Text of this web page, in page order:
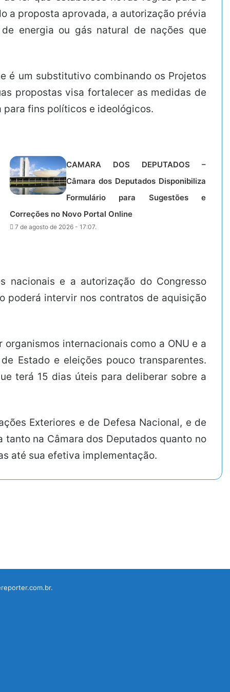
a proposta aprovada, a autorização prévia
energia ou gás natural de nações que
é um substitutivo combinando os Projetos
propostas visa fortalecer as medidas de
fins políticos e ideológicos.
CAMARA DOS DEPUTADOS –
Câmara dos Deputados Disponibiliza
Formulário para Sugestões e
Correções no Novo Portal Online
7 de agosto de 2026 - 17:07.
nacionais e a autorização do Congresso
poderá intervir nos contratos de aquisição
internacionais como a ONU e a
Estado e eleições pouco transparentes.
terá 15 dias úteis para deliberar sobre a
Exteriores e de Defesa Nacional, e de
na Câmara dos Deputados quanto no
até sua efetiva implementação.